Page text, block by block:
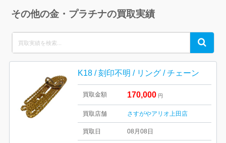
その他の金・プラチナの買取実績
for:
Search
K18 / 刻印不明 / リング / チェーン
買取金額 170,000 円
買取店舗 さすがやアリオ上田店
買取日 08月08日